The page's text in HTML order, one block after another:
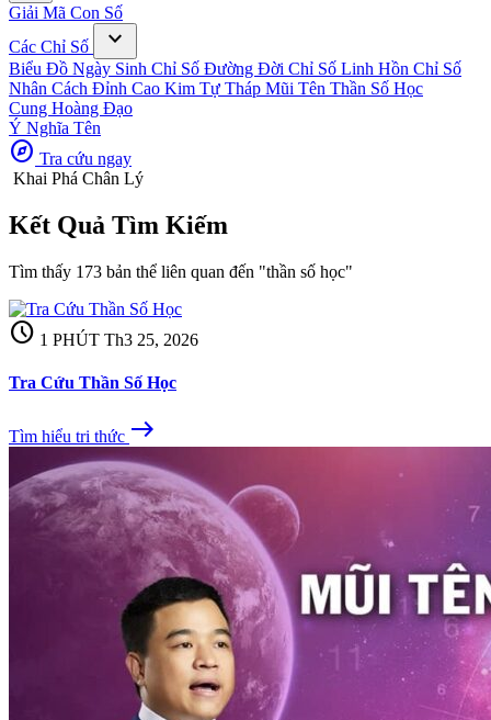
Giải Mã Con Số
Các Chỉ Số
expand_more
Biểu Đồ Ngày Sinh Chỉ Số Đường Đời Chỉ Số Linh Hồn Chỉ Số
Nhân Cách Đỉnh Cao Kim Tự Tháp Mũi Tên Thần Số Học
Cung Hoàng Đạo
Ý Nghĩa Tên
explore Tra cứu ngay
Khai Phá Chân Lý
Kết Quả Tìm Kiếm
Tìm thấy 173 bản thể liên quan đến "thần số học"
schedule 1 PHÚT Th3 25, 2026
Tra Cứu Thần Số Học
Tìm hiểu tri thức east